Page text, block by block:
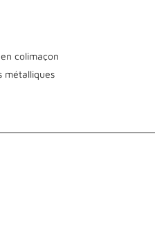
colimaçon
métalliques